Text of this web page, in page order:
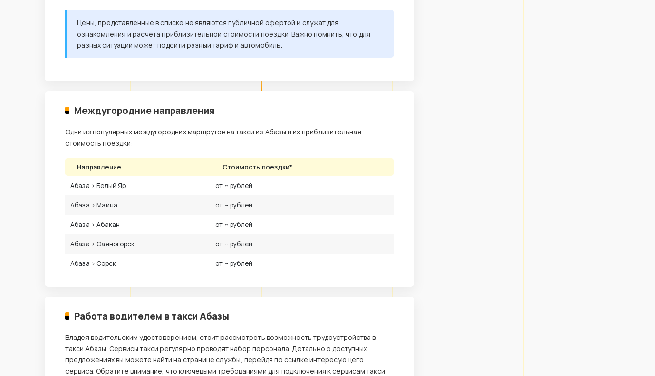
Цены, представленные в списке не являются публичной офертой и служат для
ознакомления и расчёта приблизительной стоимости поездки. Важно помнить, что для
разных ситуаций может подойти разный тариф и автомобиль.
Междугородние направления
Одни из популярных междугородних маршрутов на такси из Абазы и их приблизительная
стоимость поездки:
Направление Стоимость поездки*
Абаза › Белый Яр от ~ рублей
Абаза › Майна от ~ рублей
Абаза › Абакан от ~ рублей
Абаза › Саяногорск от ~ рублей
Абаза › Сорск от ~ рублей
Работа водителем в такси Абазы
Владея водительским удостоверением, стоит рассмотреть возможность трудоустройства в
такси Абазы. Сервисы такси регулярно проводят набор персонала. Детально о доступных
предложениях вы можете найти на странице службы, перейдя по ссылке интересующего
сервиса. Обратите внимание, что ключевыми требованиями для подключения к сервисам такси